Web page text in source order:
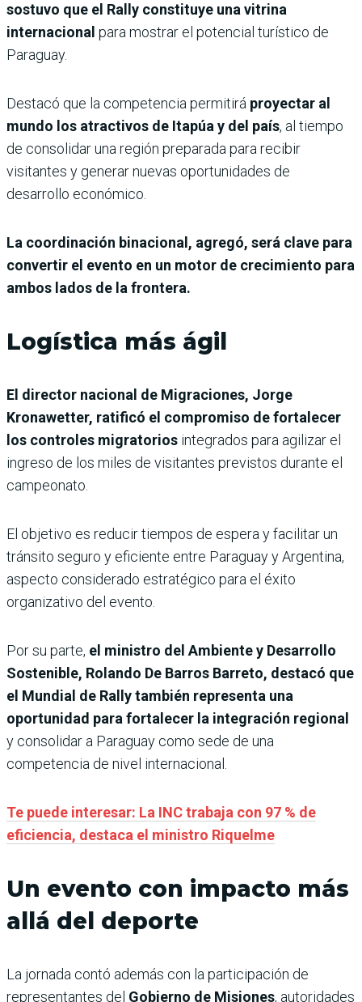
sostuvo que el Rally constituye una vitrina
internacional para mostrar el potencial turístico de
Paraguay.
Destacó que la competencia permitirá proyectar al
mundo los atractivos de Itapúa y del país, al tiempo
de consolidar una región preparada para recibir
visitantes y generar nuevas oportunidades de
desarrollo económico.
La coordinación binacional, agregó, será clave para
convertir el evento en un motor de crecimiento para
ambos lados de la frontera.
Logística más ágil
El director nacional de Migraciones, Jorge
Kronawetter, ratificó el compromiso de fortalecer
los controles migratorios integrados para agilizar el
ingreso de los miles de visitantes previstos durante el
campeonato.
El objetivo es reducir tiempos de espera y facilitar un
tránsito seguro y eficiente entre Paraguay y Argentina,
aspecto considerado estratégico para el éxito
organizativo del evento.
Por su parte, el ministro del Ambiente y Desarrollo
Sostenible, Rolando De Barros Barreto, destacó que
el Mundial de Rally también representa una
oportunidad para fortalecer la integración regional
y consolidar a Paraguay como sede de una
competencia de nivel internacional.
Te puede interesar: La INC trabaja con 97 % de
eficiencia, destaca el ministro Riquelme
Un evento con impacto más
allá del deporte
La jornada contó además con la participación de
representantes del Gobierno de Misiones, autoridades